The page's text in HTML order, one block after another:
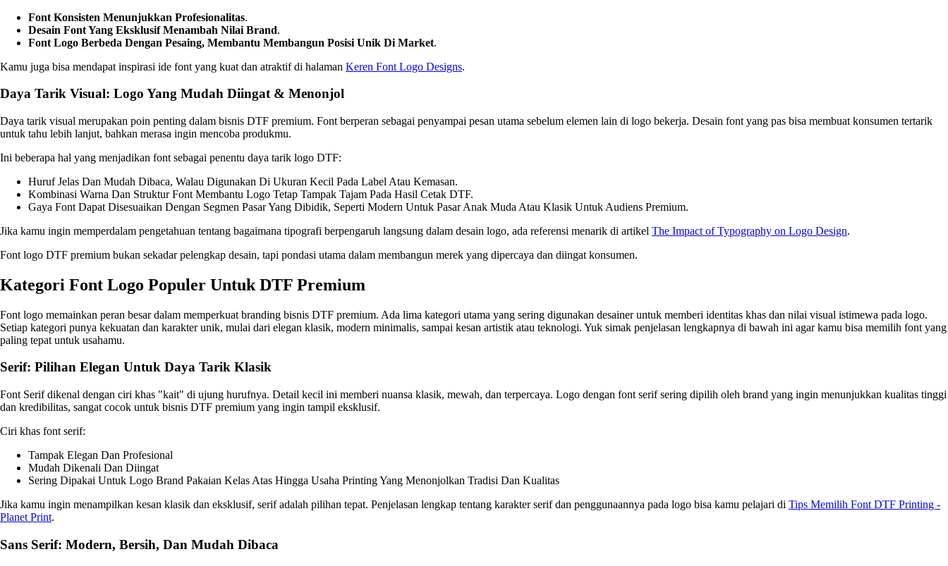
Font Konsisten Menunjukkan Profesionalitas.
Desain Font Yang Eksklusif Menambah Nilai Brand.
Font Logo Berbeda Dengan Pesaing, Membantu Membangun Posisi Unik Di Market.
Kamu juga bisa mendapat inspirasi ide font yang kuat dan atraktif di halaman Keren Font Logo Designs.
Daya Tarik Visual: Logo Yang Mudah Diingat & Menonjol
Daya tarik visual merupakan poin penting dalam bisnis DTF premium. Font berperan sebagai penyampai pesan utama sebelum elemen lain di logo bekerja. Desain font yang pas bisa membuat konsumen tertarik
untuk tahu lebih lanjut, bahkan merasa ingin mencoba produkmu.
Ini beberapa hal yang menjadikan font sebagai penentu daya tarik logo DTF:
Huruf Jelas Dan Mudah Dibaca, Walau Digunakan Di Ukuran Kecil Pada Label Atau Kemasan.
Kombinasi Warna Dan Struktur Font Membantu Logo Tetap Tampak Tajam Pada Hasil Cetak DTF.
Gaya Font Dapat Disesuaikan Dengan Segmen Pasar Yang Dibidik, Seperti Modern Untuk Pasar Anak Muda Atau Klasik Untuk Audiens Premium.
Jika kamu ingin memperdalam pengetahuan tentang bagaimana tipografi berpengaruh langsung dalam desain logo, ada referensi menarik di artikel The Impact of Typography on Logo Design.
Font logo DTF premium bukan sekadar pelengkap desain, tapi pondasi utama dalam membangun merek yang dipercaya dan diingat konsumen.
Kategori Font Logo Populer Untuk DTF Premium
Font logo memainkan peran besar dalam memperkuat branding bisnis DTF premium. Ada lima kategori utama yang sering digunakan desainer untuk memberi identitas khas dan nilai visual istimewa pada logo.
Setiap kategori punya kekuatan dan karakter unik, mulai dari elegan klasik, modern minimalis, sampai kesan artistik atau teknologi. Yuk simak penjelasan lengkapnya di bawah ini agar kamu bisa memilih font yang
paling tepat untuk usahamu.
Serif: Pilihan Elegan Untuk Daya Tarik Klasik
Font Serif dikenal dengan ciri khas "kait" di ujung hurufnya. Detail kecil ini memberi nuansa klasik, mewah, dan terpercaya. Logo dengan font serif sering dipilih oleh brand yang ingin menunjukkan kualitas tinggi
dan kredibilitas, sangat cocok untuk bisnis DTF premium yang ingin tampil eksklusif.
Ciri khas font serif:
Tampak Elegan Dan Profesional
Mudah Dikenali Dan Diingat
Sering Dipakai Untuk Logo Brand Pakaian Kelas Atas Hingga Usaha Printing Yang Menonjolkan Tradisi Dan Kualitas
Jika kamu ingin menampilkan kesan klasik dan eksklusif, serif adalah pilihan tepat. Penjelasan lengkap tentang karakter serif dan penggunaannya pada logo bisa kamu pelajari di Tips Memilih Font DTF Printing -
Planet Print.
Sans Serif: Modern, Bersih, Dan Mudah Dibaca